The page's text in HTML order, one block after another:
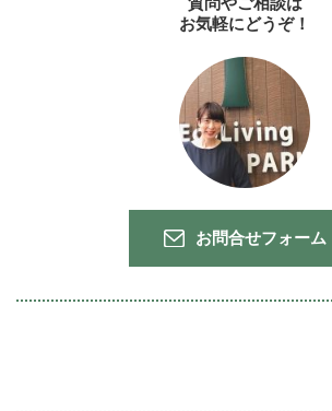
お気軽にどうぞ！
お問合せフォーム